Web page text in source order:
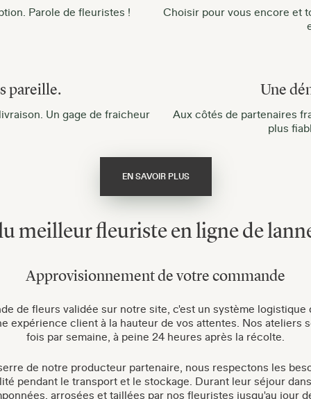
Parole de fleuristes !
Choisir pour vous encore et
pareille.
Un gage de fraicheur
Une
Aux côtés de partenaires
plus
EN SAVOIR PLUS
meilleur fleuriste en ligne de
Approvisionnement de votre commande
de fleurs validée sur notre site, c'est un système logistique
expérience client à la hauteur de vos attentes. Nos ateliers
fois par semaine, à peine 24 heures après la récolte.
de notre producteur partenaire, nous respectons les
pendant le transport et le stockage. Durant leur séjour
arrosées et taillées par nos fleuristes jusqu'au jour